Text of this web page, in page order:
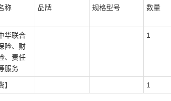
称 品牌 规格型号 数量
华联合
险、财
、责任
服务
1
】 1